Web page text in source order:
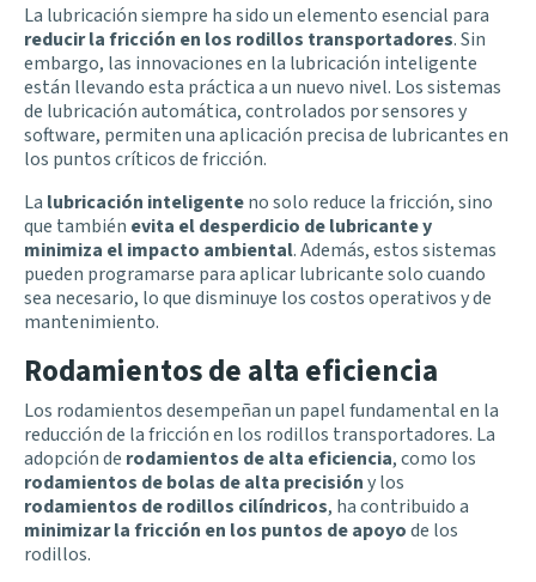
La lubricación siempre ha sido un elemento esencial para
reducir la fricción en los rodillos transportadores. Sin
embargo, las innovaciones en la lubricación inteligente
están llevando esta práctica a un nuevo nivel. Los sistemas
de lubricación automática, controlados por sensores y
software, permiten una aplicación precisa de lubricantes en
los puntos críticos de fricción.
La lubricación inteligenteno solo reduce la fricción, sino
que también evita el desperdicio de lubricante y
minimiza el impacto ambiental. Además, estos sistemas
pueden programarse para aplicar lubricante solo cuando
sea necesario, lo que disminuye los costos operativos y de
mantenimiento.
Rodamientos de alta eficiencia
Los rodamientos desempeñan un papel fundamental en la
reducción de la fricción en los rodillos transportadores. La
adopción de rodamientos de alta eficiencia, como los
rodamientos de bolas de alta precisióny los
rodamientos de rodillos cilíndricos, ha contribuido a
minimizar la fricción en los puntos de apoyode los
rodillos.